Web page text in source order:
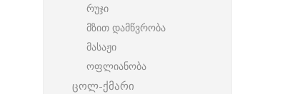
რუჯი
მზით დამწვრობა
მასაჟი
ოფლიანობა
ცოლ-ქმარი